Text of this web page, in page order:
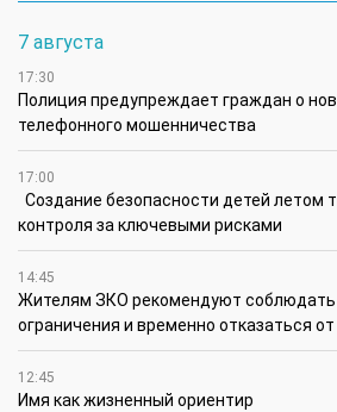
7 августа
17:30
Полиция предупреждает граждан о
телефонного мошенничества
17:00
Создание безопасности детей летом
контроля за ключевыми рисками
14:45
Жителям ЗКО рекомендуют
ограничения и временно отказаться
12:45
Имя как жизненный ориентир